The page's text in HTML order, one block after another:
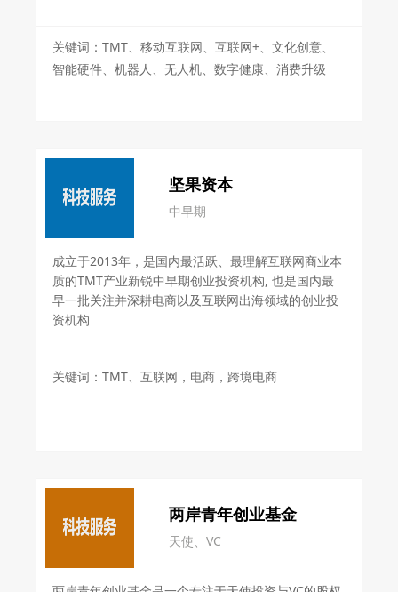
关键词：TMT、移动互联网、互联网+、文化创意、
智能硬件、机器人、无人机、数字健康、消费升级
坚果资本
中早期
成立于2013年，是国内最活跃、最理解互联网商业本
质的TMT产业新锐中早期创业投资机构, 也是国内最
早一批关注并深耕电商以及互联网出海领域的创业投
资机构
关键词：TMT、互联网，电商，跨境电商
两岸青年创业基金
天使、VC